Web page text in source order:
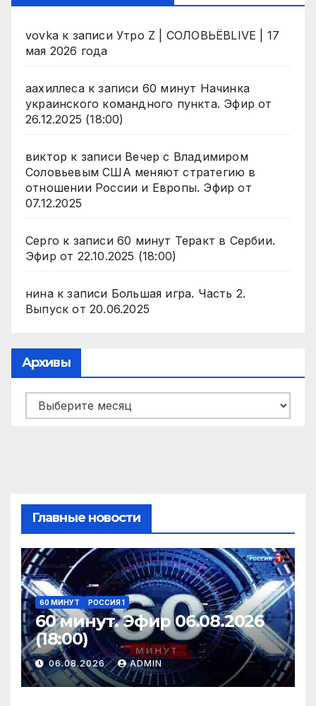
vovka к записи Утро Z | СОЛОВЬЁВLIVE | 17
мая 2026 года
аахиллесак записи 60 минут Начинка
украинского командного пункта. Эфир от
26.12.2025 (18:00)
виктор к записи Вечер с Владимиром
Соловьевым США меняют стратегию в
отношении России и Европы. Эфир от
07.12.2025
Серго к записи 60 минут Теракт в Сербии.
Эфир от 22.10.2025 (18:00)
нинак записи Большая игра. Часть 2.
Выпуск от 20.06.2025
Архивы
Архивы
Главные новости
60 МИНУТ РОССИЯ 1
60 минут. Эфир 06.08.2026
(18:00)
06.08.2026 ADMIN